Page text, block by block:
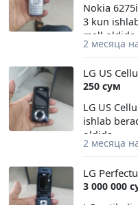
Nokia
3 kun
mall oldida
2 месяца
LG US
250 сум
LG US
ishlab
oldida
2 месяца
LG
3 000 000